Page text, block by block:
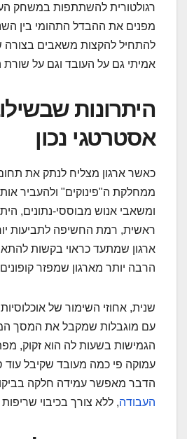
רגולטורית להשתתפות במשחק
מפנים את ההבדל התהומי בין
להתחיל להקצות משאבים בצורה
אמיתי גם על העובד וגם על
היתרונות
אסטרטגי נכון
כאשר ארגון מצליח לנתק את
ממחלקת ה"פינוקים" ולהעביר אותו
ומשאבי אנוש מבוססי-נתונים,
ראשית, רמת החשיפה לתביעות
ארגון שמתעד כראוי בקשות
הרבה יותר מארגון שמפזר
שנית, אחוזי השימור של
עם מוגבלות שמקבל את המסך
הגמישות בשעות לה הוא זקוק,
עמוקה פי כמה מעובד שקיבל עוד
הדבר מאפשר עמידה חלקה
העבודה, ללא צורך בכיבוי